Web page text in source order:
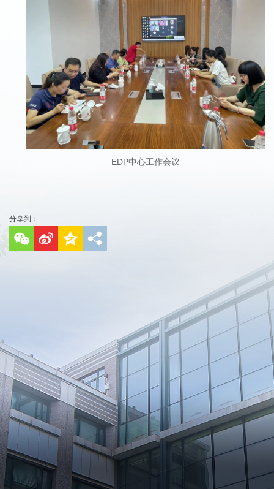
EDP中心工作会议
分享到：
电话：010-62759109
Email：edp_econ@pku.edu.cn
传真：010-62754237
北京大学经济学院版权所有